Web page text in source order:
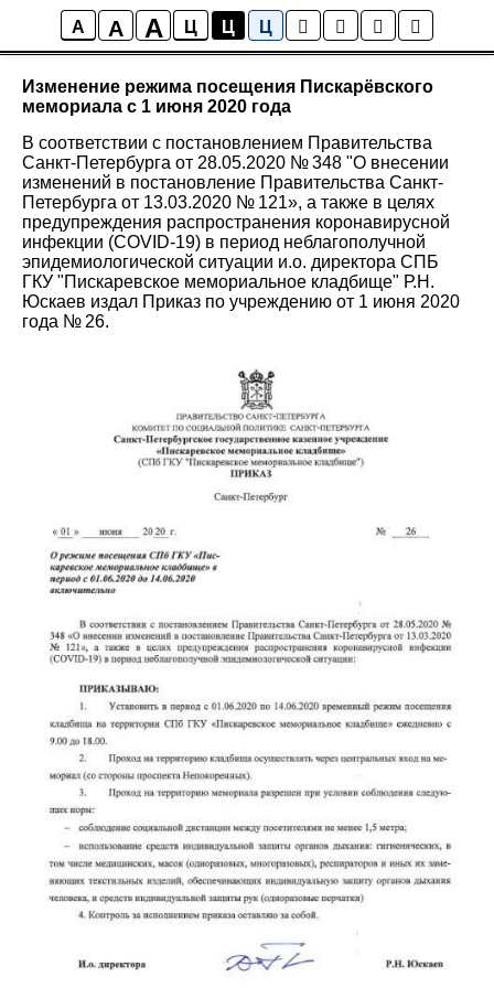
A A A Ц Ц Ц
Новости
Изменение режима посещения Пискарёвского
мемориала с 1 июня 2020 года
В соответствии с постановлением Правительства
Санкт-Петербурга от 28.05.2020 № 348 "О внесении
изменений в постановление Правительства Санкт-
Петербурга от 13.03.2020 № 121», а также в целях
предупреждения распространения коронавирусной
инфекции (COVID-19) в период неблагополучной
эпидемиологической ситуации и.о. директора СПБ
ГКУ "Пискаревское мемориальное кладбище" Р.Н.
Юскаев издал Приказ по учреждению от 1 июня 2020
года № 26.